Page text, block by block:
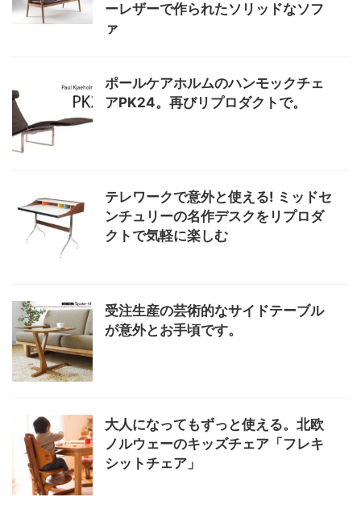
ーレザーで作られたソリッドなソフ
ァ
ポールケアホルムのハンモックチェ
アPK24。再びリプロダクトで。
テレワークで意外と使える! ミッドセ
ンチュリーの名作デスクをリプロダ
クトで気軽に楽しむ
受注生産の芸術的なサイドテーブル
が意外とお手頃です。
大人になってもずっと使える。北欧
ノルウェーのキッズチェア「フレキ
シットチェア」